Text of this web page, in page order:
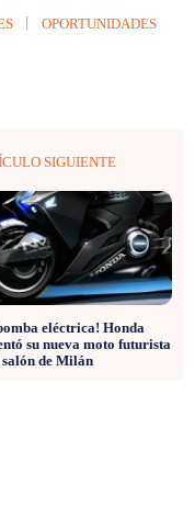
OPORTUNIDADES
SIGUIENTE
eléctrica! Honda
su nueva moto futurista
salón de Milán